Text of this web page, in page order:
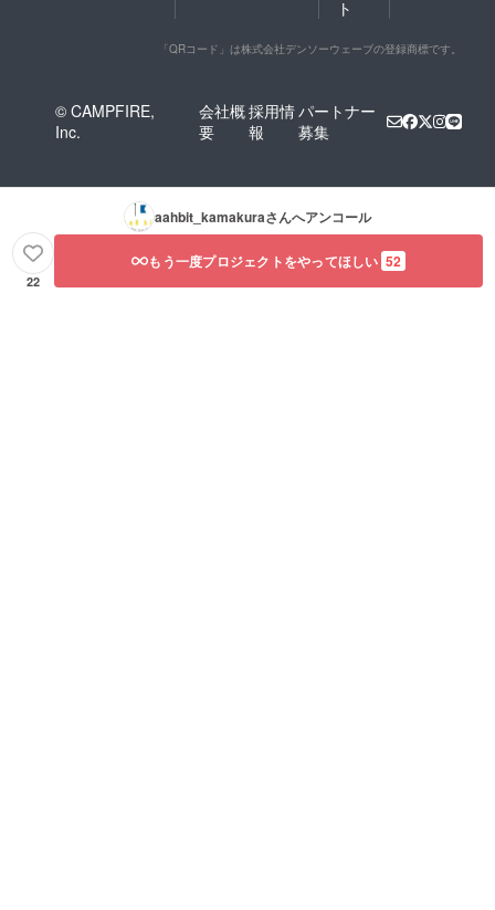
ト
「QRコード」は株式会社デンソーウェーブの登録商標です。
© CAMPFIRE,
Inc.
会社概
要
採用情
報
パートナー
募集
aahbit_kamakuraさんへアンコール
22
もう一度プロジェクトをやってほしい 52